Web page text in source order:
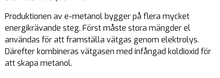
Produktionen av e-metanol bygger på flera mycket
energikrävande steg. Först måste stora mängder el
användas för att framställa vätgas genom elektrolys.
Därefter kombineras vätgasen med infångad koldioxid för
att skapa metanol.